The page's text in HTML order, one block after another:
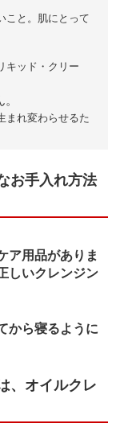
こと。肌にとって
キッド・クリー
まれ変わらせるた
お手入れ方法
ア用品がありま
しいクレンジン
から寝るように
、オイルクレ